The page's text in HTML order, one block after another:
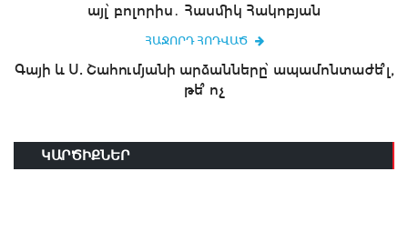
այլ՝ բոլորիս․ Հասմիկ Հակոբյան
ՀԱՋՈՐԴ ՀՈԴՎԱԾ
Գայի և Ս. Շահումյանի արձանները՝ ապամոնտաժե՞լ,
թե՞ ոչ
ԿԱՐԾԻՔՆԵՐ